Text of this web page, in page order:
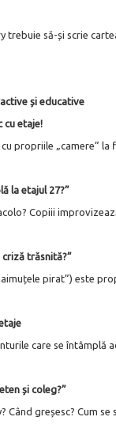
trebuie să-și scrie
și educative
etaje!
cu propriile
la etajul 27?”
Copiii
trăsnită?”
pirat”) este
care se întâmplă
și coleg?”
greșesc? Cum se